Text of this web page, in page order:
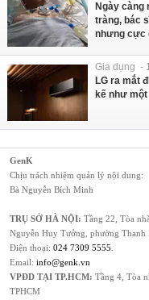
Ngày
tràng, bác
nhưng cực
Gia dụng -
LG ra mắt
kế như
GenK
Chịu trách nhiệm quản lý nội dung:
Bà Nguyễn Bích Minh
TRỤ SỞ HÀ NỘI: Tầng 22, Tòa
Nguyễn Huy Tưởng, phường Thanh
Điện thoại: 024 7309 5555
Email: info@genk.vn
VPĐD TẠI TP.HCM: Tầng 4, Tòa
TPHCM